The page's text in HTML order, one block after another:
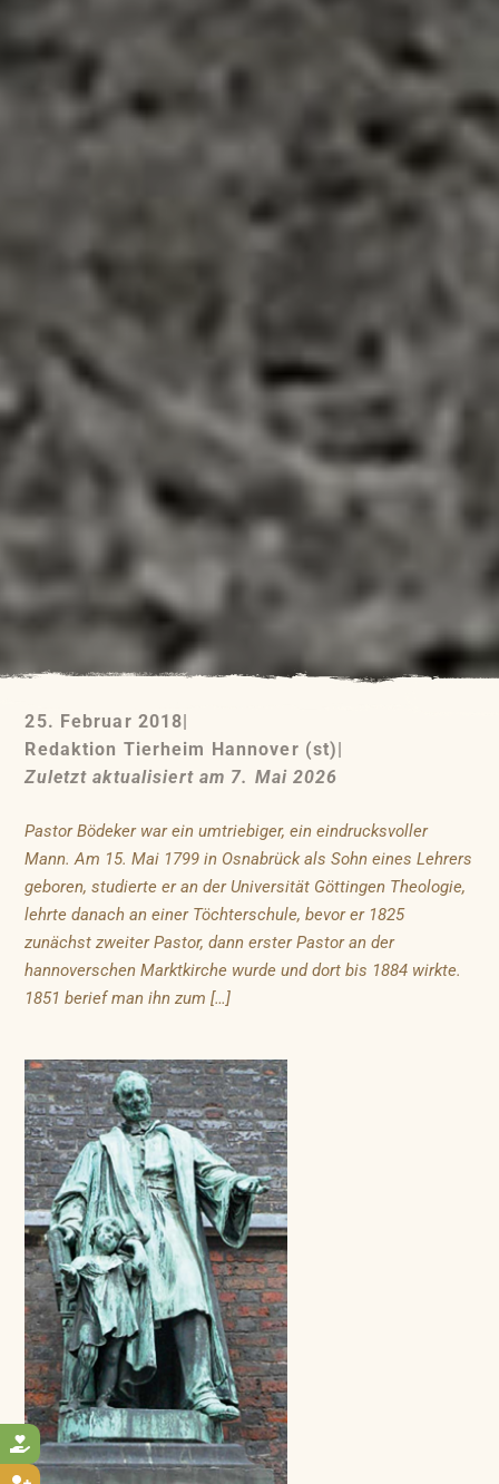

25. Februar 2018
Redaktion Tierheim Hannover (st)
Zuletzt aktualisiert am 7. Mai 2026
Pastor Bödeker war ein umtriebiger, ein eindrucksvoller
Mann. Am 15. Mai 1799 in Osnabrück als Sohn eines Lehrers
geboren, studierte er an der Universität Göttingen Theologie,
lehrte danach an einer Töchterschule, bevor er 1825
zunächst zweiter Pastor, dann erster Pastor an der
hannoverschen Marktkirche wurde und dort bis 1884 wirkte.
1851 berief man ihn zum […]